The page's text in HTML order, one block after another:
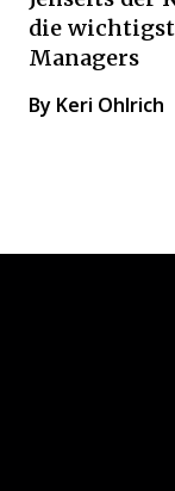
die
Managers
By Keri Ohlrich